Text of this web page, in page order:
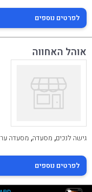
לפרטים נוספים
אוהל האחווה
גישה לנכים, מסעדה, מסעדה
לפרטים נוספים